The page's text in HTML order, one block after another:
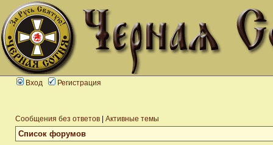
Вход Регистрация
Сообщения без ответов Активные темы
Список форумов